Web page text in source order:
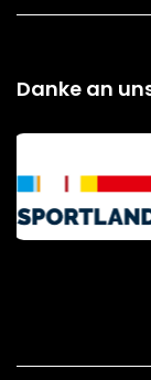
Danke an